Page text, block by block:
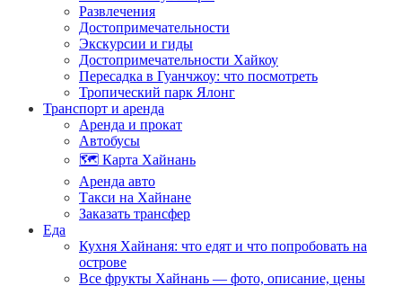
Развлечения
Достопримечательности
Экскурсии и гиды
Достопримечательности Хайкоу
Пересадка в Гуанчжоу: что посмотреть
Тропический парк Ялонг
Транспорт и аренда
Аренда и прокат
Автобусы
🗺️ Карта Хайнань
Аренда авто
Такси на Хайнане
Заказать трансфер
Еда
Кухня Хайнаня: что едят и что попробовать на
острове
Все фрукты Хайнань — фото, описание, цены